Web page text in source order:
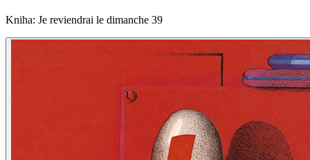
Kniha: Je reviendrai le dimanche 39